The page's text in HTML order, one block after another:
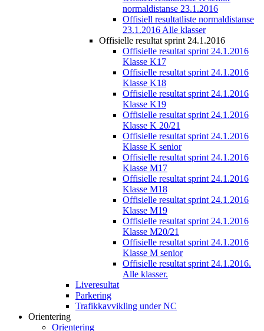
normaldistanse 23.1.2016
Offisiell resultatliste normaldistanse
23.1.2016 Alle klasser
Offisielle resultat sprint 24.1.2016
Offisielle resultat sprint 24.1.2016
Klasse K17
Offisielle resultat sprint 24.1.2016
Klasse K18
Offisielle resultat sprint 24.1.2016
Klasse K19
Offisielle resultat sprint 24.1.2016
Klasse K 20/21
Offisielle resultat sprint 24.1.2016
Klasse K senior
Offisielle resultat sprint 24.1.2016
Klasse M17
Offisielle resultat sprint 24.1.2016
Klasse M18
Offisielle resultat sprint 24.1.2016
Klasse M19
Offisielle resultat sprint 24.1.2016
Klasse M20/21
Offisielle resultat sprint 24.1.2016
Klasse M senior
Offisielle resultat sprint 24.1.2016.
Alle klasser.
Liveresultat
Parkering
Trafikkavvikling under NC
Orientering
Orientering